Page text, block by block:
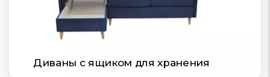
Диваны с ящиком для хранения